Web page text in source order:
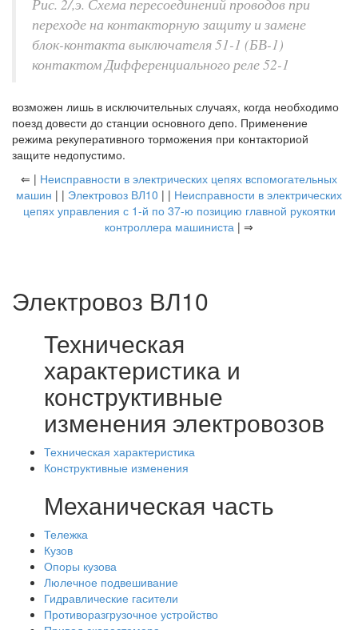
переходе на контакторную защиту и замене
блок-контакта выключателя 51-1 (БВ-1)
контактом Дифференциального реле 52-1
возможен лишь в исключительных случаях, когда необходимо
поезд довести до станции основного депо. Применение
режима рекуперативного торможения при контакториой
защите недопустимо.
⇐ | Неисправности в электрических цепях вспомогательных
машин | | Электровоз ВЛ10 | | Неисправности в электрических
цепях управления с 1-й по 37-ю позицию главной рукоятки
контроллера машиниста | ⇒
Электровоз ВЛ10
Техническая
характеристика и
конструктивные
изменения электровозов
Техническая характеристика
Конструктивные изменения
Механическая часть
Тележка
Кузов
Опоры кузова
Люлечное подвешивание
Гидравлические гасители
Противоразгрузочное устройство